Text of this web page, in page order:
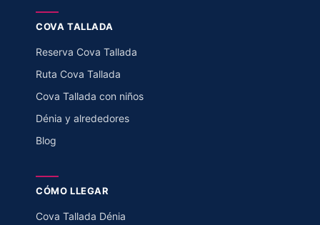
COVA TALLADA
Reserva Cova Tallada
Ruta Cova Tallada
Cova Tallada con niños
Dénia y alrededores
Blog
CÓMO LLEGAR
Cova Tallada Dénia